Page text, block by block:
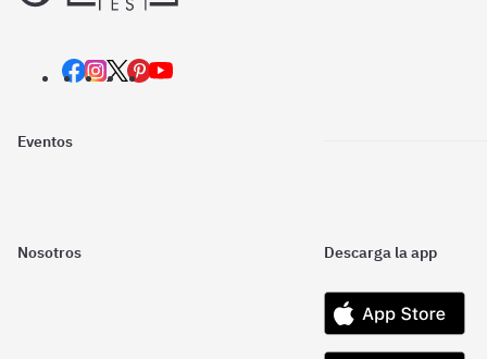
Eventos
Nosotros Descarga la app